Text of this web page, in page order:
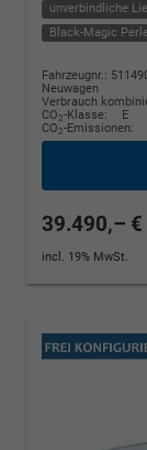
unverbindliche
Black-Magic
Fahrzeugnr.:
Neuwagen
Verbrauch
CO2-Klasse:
E
CO2-Emissionen:
39.490,– €
incl. 19% MwSt.